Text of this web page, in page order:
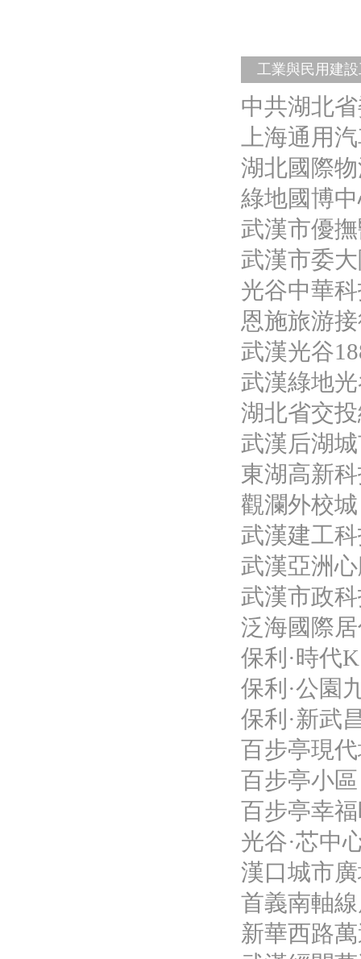
工業與民用建
中共湖北
上海通用
湖北國際
綠地國博
武漢市優
武漢市委
光谷中華
恩施旅游
武漢光谷
武漢綠地光
湖北省交
武漢后湖城
東湖高新
觀瀾外校城
武漢建工
武漢亞洲
武漢市政
泛海國際
保利·時
保利·公園
保利·新武昌
百步亭現
百步亭小區
百步亭幸
光谷·芯中
漢口城市廣
首義南軸
新華西路